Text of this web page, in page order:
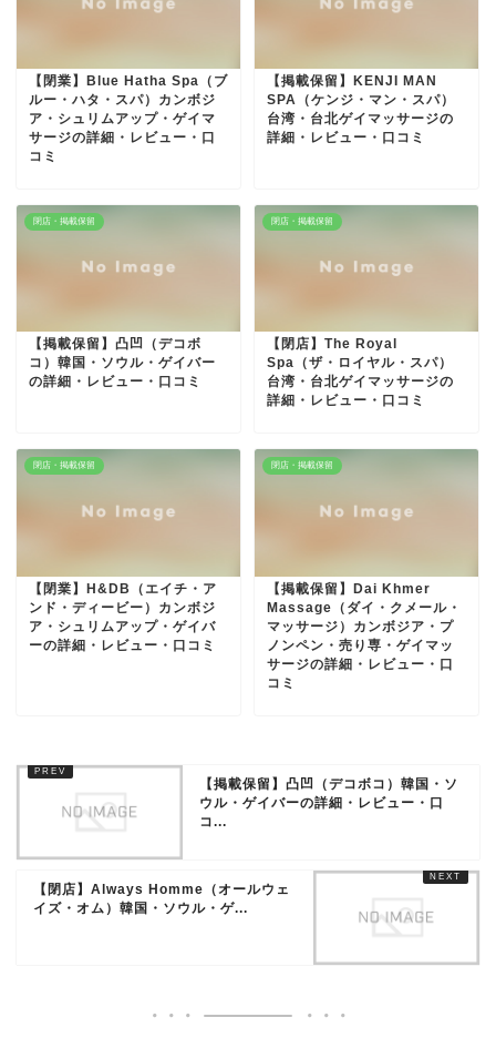
【閉業】Blue Hatha Spa（ブ
ルー・ハタ・スパ）カンボジ
ア・シュリムアップ・ゲイマ
サージの詳細・レビュー・口
コミ
【掲載保留】KENJI MAN
SPA（ケンジ・マン・スパ）
台湾・台北ゲイマッサージの
詳細・レビュー・口コミ
閉店・掲載保留
【掲載保留】凸凹（デコボ
コ）韓国・ソウル・ゲイバー
の詳細・レビュー・口コミ
閉店・掲載保留
【閉店】The Royal
Spa（ザ・ロイヤル・スパ）
台湾・台北ゲイマッサージの
詳細・レビュー・口コミ
閉店・掲載保留
【閉業】H&DB（エイチ・ア
ンド・ディービー）カンボジ
ア・シュリムアップ・ゲイバ
ーの詳細・レビュー・口コミ
閉店・掲載保留
【掲載保留】Dai Khmer
Massage（ダイ・クメール・
マッサージ）カンボジア・プ
ノンペン・売り専・ゲイマッ
サージの詳細・レビュー・口
コミ
【掲載保留】凸凹（デコボコ）韓国・ソ
ウル・ゲイバーの詳細・レビュー・口
コ...
【閉店】Always Homme（オールウェ
イズ・オム）韓国・ソウル・ゲ...